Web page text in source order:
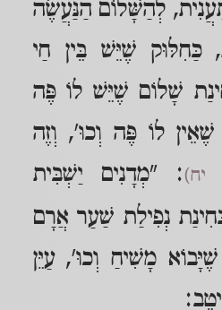
לְהַשָּׁלוֹם הַנַּעֲשֶׂה
כַּחִלּוּק שֶׁיֵּשׁ בֵּין חַי
שָׁלוֹם שֶׁיֵּשׁ לוֹ פֶּה
לוֹ פֶּה וְכוּ', וְזֶה
יח): "מְדָנִים יַשְׁבִּית
נְפִילַת שַׁעַר אֲרָם
מָשִׁיחַ וְכוּ', עַיֵּן